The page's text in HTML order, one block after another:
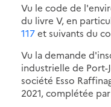
Vu le code de
du livre V, en
117et suivants du
Vu la demande
industrielle de Port-
société Esso
2021, complétée